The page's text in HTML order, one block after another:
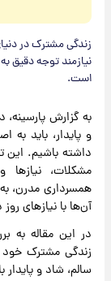
زندگی مشترک در
نیازمند توجه دقیق
است.
به گزارش
و پایدار، باید
داشته باشیم. این
مشکلات،
همسرداری مدرن،
آن‌ها با نیازهای
در این مقاله به
زندگی مشترک خود
سالم، شاد و